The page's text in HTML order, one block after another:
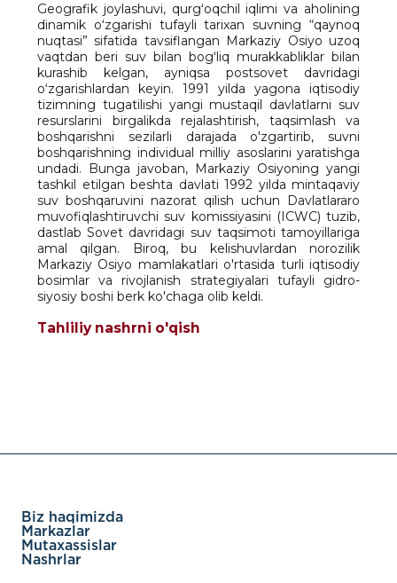
Geografik joylashuvi, qurgʻoqchil iqlimi va aholining
dinamik oʻzgarishi tufayli tarixan suvning “qaynoq
nuqtasi” sifatida tavsiflangan Markaziy Osiyo uzoq
vaqtdan beri suv bilan bogʻliq murakkabliklar bilan
kurashib kelgan, ayniqsa postsovet davridagi
oʻzgarishlardan keyin. 1991 yilda yagona iqtisodiy
tizimning tugatilishi yangi mustaqil davlatlarni suv
resurslarini birgalikda rejalashtirish, taqsimlash va
boshqarishni sezilarli darajada o'zgartirib, suvni
boshqarishning individual milliy asoslarini yaratishga
undadi. Bunga javoban, Markaziy Osiyoning yangi
tashkil etilgan beshta davlati 1992 yilda mintaqaviy
suv boshqaruvini nazorat qilish uchun Davlatlararo
muvofiqlashtiruvchi suv komissiyasini (ICWC) tuzib,
dastlab Sovet davridagi suv taqsimoti tamoyillariga
amal qilgan. Biroq, bu kelishuvlardan norozilik
Markaziy Osiyo mamlakatlari o'rtasida turli iqtisodiy
bosimlar va rivojlanish strategiyalari tufayli gidro-
siyosiy boshi berk ko'chaga olib keldi.
Tahliliy nashrni o'qish
Biz haqimizda
Markazlar
Mutaxassislar
Nashrlar